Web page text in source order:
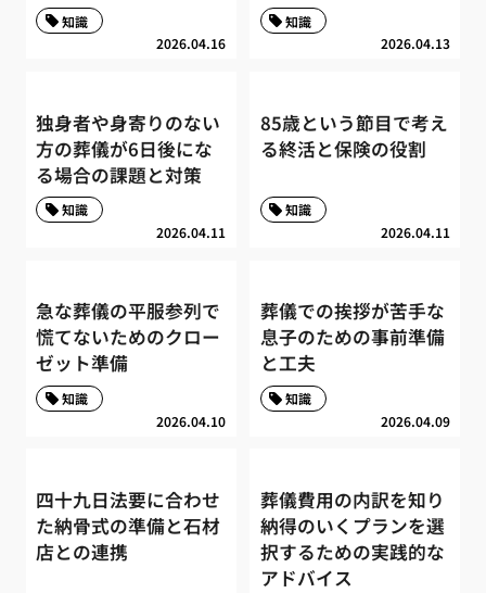
2026.04.16
知識
2026.04.13
知識
独身者や身寄りのない
方の葬儀が6日後にな
る場合の課題と対策
2026.04.11
知識
85歳という節目で考え
る終活と保険の役割
2026.04.11
知識
急な葬儀の平服参列で
慌てないためのクロー
ゼット準備
2026.04.10
知識
葬儀での挨拶が苦手な
息子のための事前準備
と工夫
2026.04.09
知識
四十九日法要に合わせ
た納骨式の準備と石材
店との連携
葬儀費用の内訳を知り
納得のいくプランを選
択するための実践的な
アドバイス